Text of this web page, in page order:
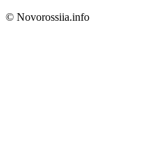
© Novorossiia.info